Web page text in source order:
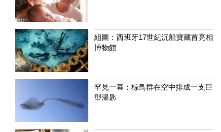
組圖：西班牙17世紀沉船寶藏首亮相
博物館
罕見一幕：椋鳥群在空中排成一支巨
型湯匙